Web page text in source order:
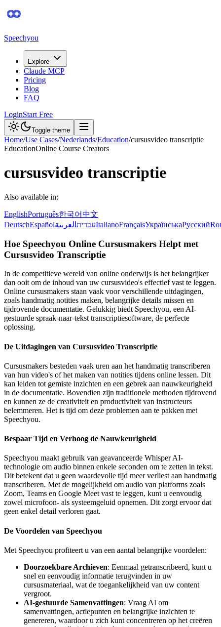
Speechyou
Explore
Claude MCP
Pricing
Blog
FAQ
LoginStart Free
Toggle theme
Home/Use Cases/Nederlands/Education/cursusvideo transcriptie
EducationOnline Course Creators
cursusvideo transcriptie
Also available in:
EnglishPortuguês한국어中文
DeutschEspañol עברית العربية ItalianoFrançaisУкраїнськаРусский
Hoe Speechyou Online Cursusmakers Helpt met
Cursusvideo Transcriptie
In de competitieve wereld van online onderwijs is het belangrijker
dan ooit om de inhoud van uw cursusvideo's effectief vast te leggen.
Online cursusmakers staan vaak voor verschillende uitdagingen,
zoals handmatig notities maken, belangrijke details missen en
tijdrovende documentatie. Gelukkig biedt Speechyou, een AI-
gestuurde spraak-naar-tekst transcriptiesoftware, de perfecte
oplossing.
De Uitdagingen van Cursusvideo Transcriptie
Cursusmakers besteden vaak uren aan het handmatig transcriberen
van hun video's of het maken van notities tijdens online lessen. Dit
kan leiden tot gemiste inzichten en een gebrek aan nauwkeurigheid
in de documentatie. Bovendien zijn traditionele methoden tijdrovend
en kunnen ze de creativiteit en productiviteit van instructeurs
belemmeren. Het is tijd om deze problemen aan te pakken met
Speechyou.
Bespaar Tijd en Verhoog de Nauwkeurigheid
Speechyou maakt gebruik van geavanceerde Whisper AI-
technologie om audio binnen enkele seconden om te zetten in tekst.
Dit betekent dat u geen waardevolle tijd meer verliest aan handmatig
transcriberen. Met de mogelijkheid om audio van platforms zoals
Zoom, Teams en Google Meet vast te leggen, kunt u eenvoudig
zowel microfoon- als systeemgeluid opnemen. Dit zorgt ervoor dat
geen enkel detail verloren gaat.
De Voordelen van Speechyou
Met Speechyou profiteert u van een aantal belangrijke voordelen:
Doorzoekbare Archieven: Eenmaal getranscribeerd, kunt u
snel en eenvoudig informatie terugvinden in uw
cursusmateriaal, wat de toegankelijkheid van uw content
vergroot.
AI-gestuurde Samenvattingen: Vraag AI om
samenvattingen, actiepunten en belangrijke inzichten te
genereren, waardoor u zich kunt concentreren op het creëren